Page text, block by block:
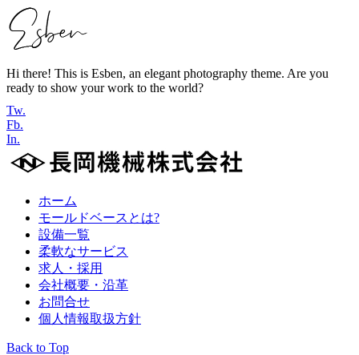
Hi there! This is Esben, an elegant photography theme. Are you
ready to show your work to the world?
Tw.
Fb.
In.
ホーム
モールドベースとは?
設備一覧
柔軟なサービス
求人・採用
会社概要・沿革
お問合せ
個人情報取扱方針
Back to Top